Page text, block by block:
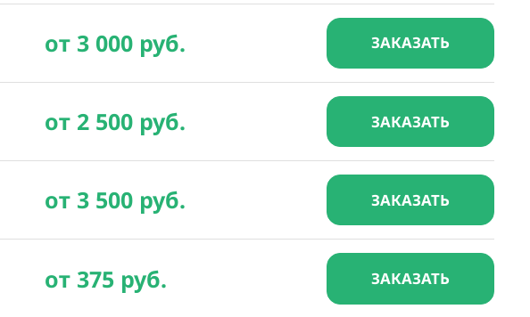
от 3 000 руб. ЗАКАЗАТЬ
от 2 500 руб. ЗАКАЗАТЬ
от 3 500 руб. ЗАКАЗАТЬ
от 375 руб. ЗАКАЗАТЬ